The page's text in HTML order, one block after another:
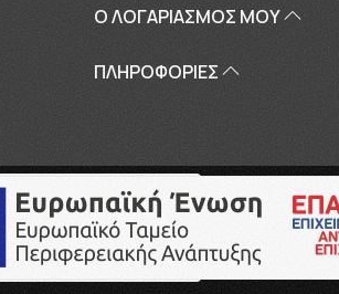
Ο ΛΟΓΑΡΙΑΣΜΌΣ ΜΟΥ
ΠΛΗΡΟΦΟΡΊΕΣ
© 2026touriki.gr